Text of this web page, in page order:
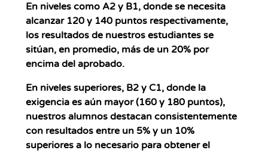
En niveles como A2y B1, donde se necesita
alcanzar 120 y 140 puntos respectivamente,
los resultados de nuestros estudiantes se
sitúan, en promedio, más de un 20% por
encima del aprobado.
En niveles superiores, B2y C1, donde la
exigencia es aún mayor (160 y 180 puntos),
nuestros alumnos destacan consistentemente
con resultados entre un 5% y un 10%
superiores a lo necesario para obtener el